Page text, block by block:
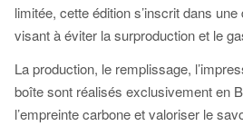
limitée, cette édition s’inscrit dans
visant à éviter la surproduction et le
La production, le remplissage,
boîte sont réalisés exclusivement en
l’empreinte carbone et valoriser le